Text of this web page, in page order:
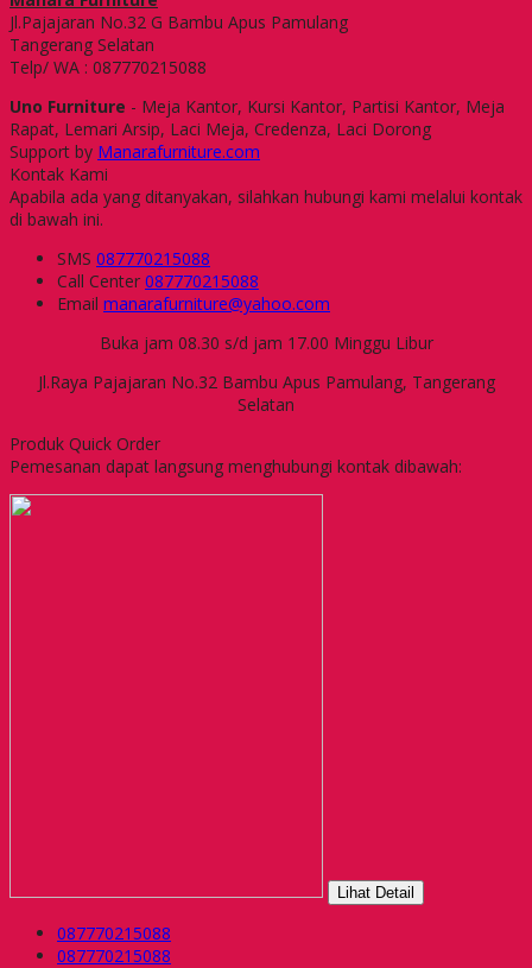
Jl.Pajajaran No.32 G Bambu Apus Pamulang
Tangerang Selatan
Telp/ WA : 087770215088
Uno Furniture - Meja Kantor, Kursi Kantor, Partisi Kantor, Meja
Rapat, Lemari Arsip, Laci Meja, Credenza, Laci Dorong
Support by Manarafurniture.com
Kontak Kami
Apabila ada yang ditanyakan, silahkan hubungi kami melalui kontak
di bawah ini.
SMS 087770215088
Call Center 087770215088
Email manarafurniture@yahoo.com
Buka jam 08.30 s/d jam 17.00 Minggu Libur
Jl.Raya Pajajaran No.32 Bambu Apus Pamulang, Tangerang
Selatan
Produk Quick Order
Pemesanan dapat langsung menghubungi kontak dibawah:
Lihat Detail
087770215088
087770215088